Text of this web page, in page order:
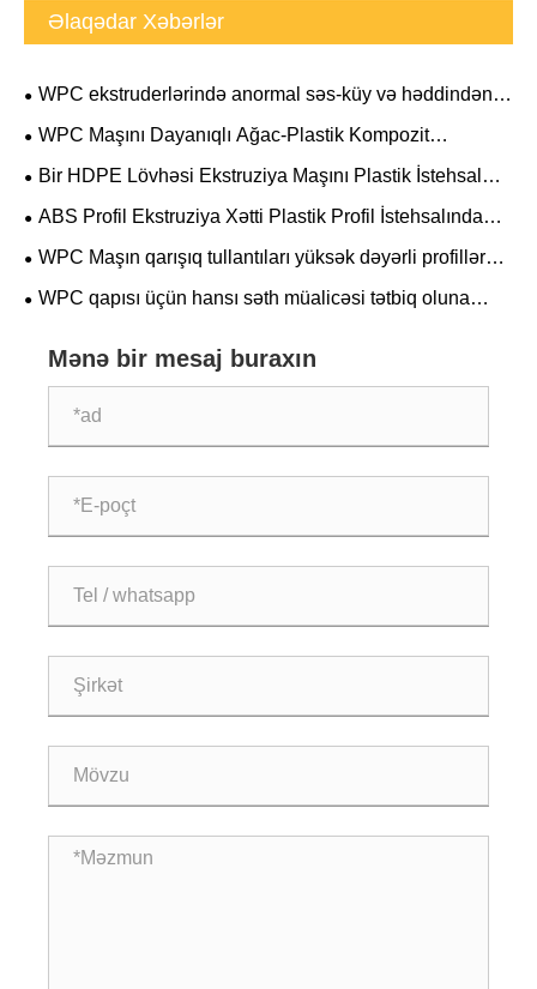
Əlaqədar Xəbərlər
WPC ekstruderlərində anormal səs-küy və həddindən
artıq vibrasiya problemlərini necə həll etmək olar
WPC Maşını Dayanıqlı Ağac-Plastik Kompozit
İstehsalın və Yüksək İstehsal Effektivliyinin açarıdır
Bir HDPE Lövhəsi Ekstruziya Maşını Plastik İstehsal
Prosesinizdə Necə İnqilab Yarada bilər
ABS Profil Ekstruziya Xətti Plastik Profil İstehsalında
Necə İnqilab Yarada bilər
WPC Maşın qarışıq tullantıları yüksək dəyərli profillərə
necə çevirir?
WPC qapısı üçün hansı səth müalicəsi tətbiq oluna
Mənə bir mesaj buraxın